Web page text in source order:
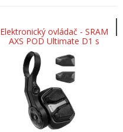
Elektronický ovládač - SRAM
AXS POD Ultimate D1 s
konkávnymi tlačidlami
(vrátane ovládača